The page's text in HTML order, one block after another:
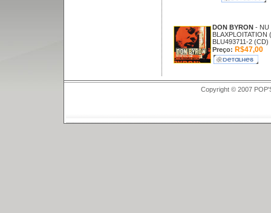
DON BYRON - NU
BLAXPLOITATION
BLU493711-2 (CD)
Preço: R$47,00
Copyright © 2007